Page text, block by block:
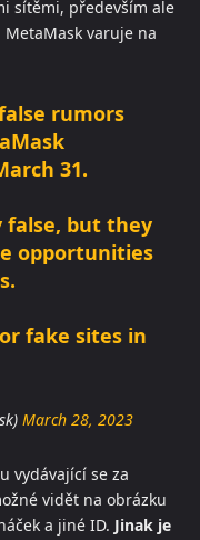
sítěmi, především ale
varuje na
rumors
31.
false, but they
opportunities
fake sites in
March 28, 2023
vydávající se za
vidět na obrázku
a jiné ID. Jinak je